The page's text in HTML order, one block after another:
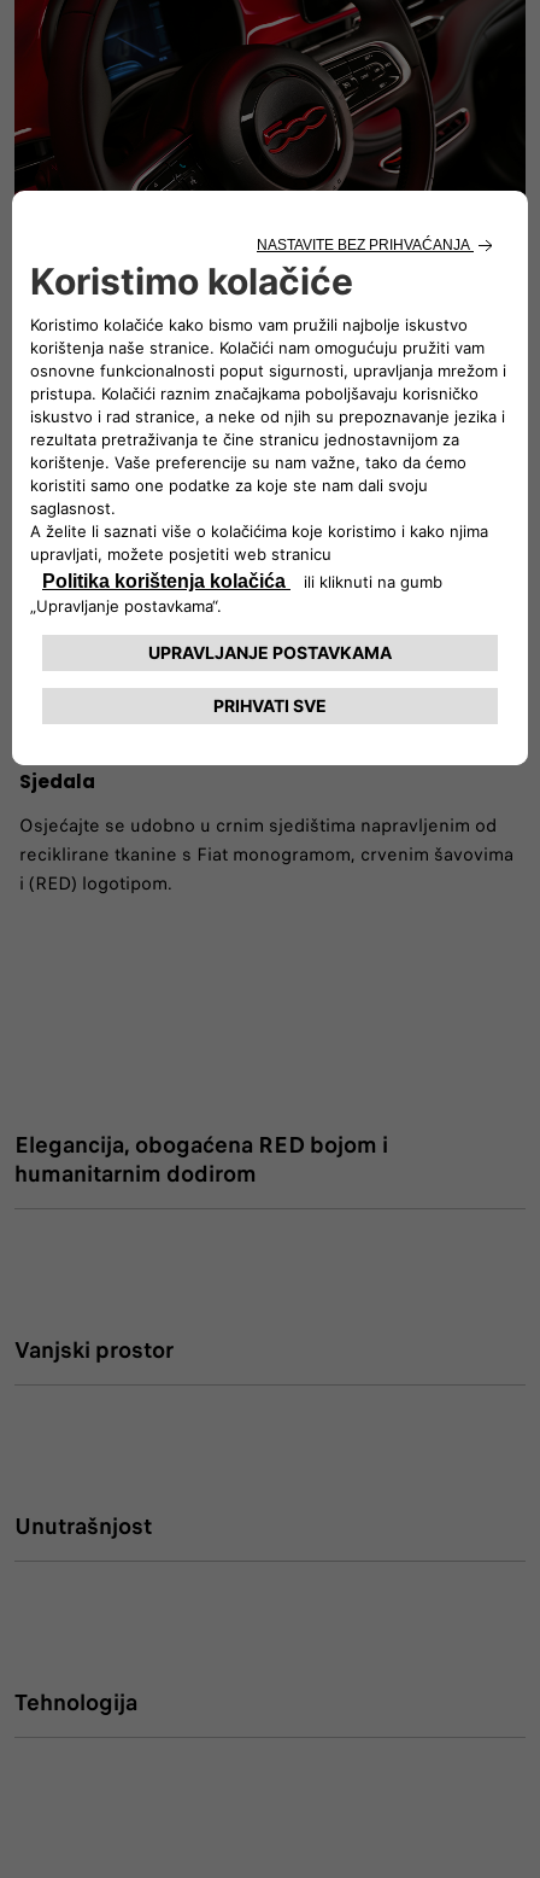
Volan
Sa volanom mekim na dodir, možete usmjeriti svoje
emocije gdje god želite. Sa posebnim logotipom, za još
autentičnije (RED) iskustvo.
Sjedala
Osjećajte se udobno u crnim sjedištima napravljenim od
reciklirane tkanine s Fiat monogramom, crvenim šavovima
i (RED) logotipom.
Elegancija, obogaćena RED bojom i
humanitarnim dodirom
Vanjski prostor
Unutrašnjost
Tehnologija